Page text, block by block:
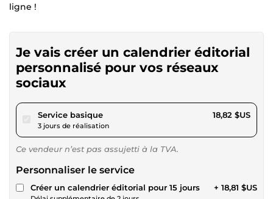
ligne !
Je vais créer un calendrier éditorial
personnalisé pour vos réseaux
sociaux
Service basiquepour 17,34 $US
3 jours de réalisation
18,82 $US
Ce vendeur n’est pas assujetti à la TVA.
Personnaliser le service
Créer un calendrier éditorial pour 15 jours + 18,81 $US